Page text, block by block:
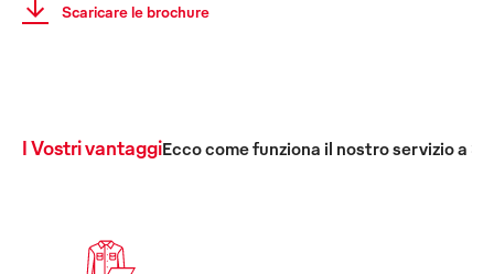
Scaricare le brochure
I Vostri vantaggiEcco come funziona il nostro servizio a